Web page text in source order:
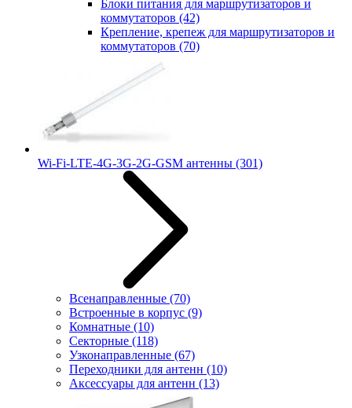
Блоки питания для маршрутизаторов и
коммутаторов (42)
Крепление, крепеж для маршрутизаторов и
коммутаторов (70)
Wi-Fi-LTE-4G-3G-2G-GSM антенны (301)
Всенаправленные (70)
Встроенные в корпус (9)
Комнатные (10)
Секторные (118)
Узконаправленные (67)
Переходники для антенн (10)
Аксессуары для антенн (13)